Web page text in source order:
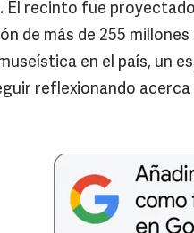
El recinto fue
de más de 255
en el país, un
reflexionando